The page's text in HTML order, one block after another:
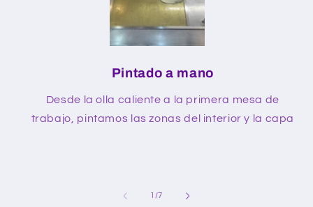
Pintado a mano
Desde la olla caliente a la primera mesa de
trabajo, pintamos las zonas del interior y la capa
1 /de
7